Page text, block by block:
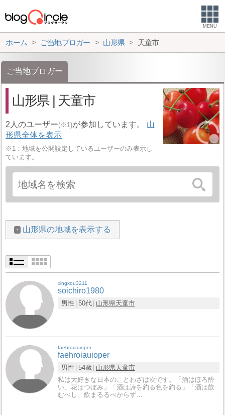
MENU
ホーム ご当地ブロガー 山形県 天童市
ご当地ブロガー
山形県 | 天童市
2人のユーザー(※1)が参加しています。 山
形県全体を表示
※1：地域を公開設定しているユーザーのみ表示し
ています。
山形県の地域を表示する
xingxou3211
soichiro1980
男性 50代 山形県天童市
faehroiauioper
faehroiauioper
男性 54歳 山形県天童市
私は大好きな日本のことわざは次です。「酒はほろ酔
い、花はつぼみ」「酒は詩を釣る色を釣る」「酒は飲
むべし、飲まるるべからず…